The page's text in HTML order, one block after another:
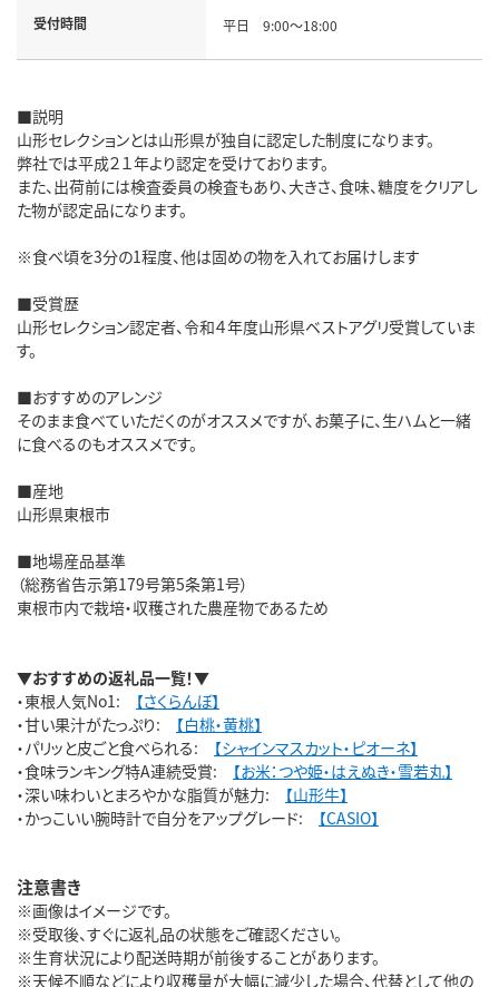
受付時間 平日 9:00～18:00
■説明
山形セレクションとは山形県が独自に認定した制度になります。
弊社では平成２１年より認定を受けております。
また、出荷前には検査委員の検査もあり、大きさ、食味、糖度をクリアし
た物が認定品になります。
※食べ頃を3分の1程度、他は固めの物を入れてお届けします
■受賞歴
山形セレクション認定者、令和４年度山形県ベストアグリ受賞していま
す。
■おすすめのアレンジ
そのまま食べていただくのがオススメですが、お菓子に、生ハムと一緒
に食べるのもオススメです。
■産地
山形県東根市
■地場産品基準
（総務省告示第179号第5条第1号）
東根市内で栽培・収穫された農産物であるため
▼おすすめの返礼品一覧！▼
・東根人気No1: 【さくらんぼ】
・甘い果汁がたっぷり: 【白桃・黄桃】
・パリッと皮ごと食べられる: 【シャインマスカット・ピオーネ】
・食味ランキング特A連続受賞: 【お米：つや姫・はえぬき・雪若丸】
・深い味わいとまろやかな脂質が魅力: 【山形牛】
・かっこいい腕時計で自分をアップグレード: 【CASIO】
注意書き
※画像はイメージです。
※受取後、すぐに返礼品の状態をご確認ください。
※生育状況により配送時期が前後することがあります。
※天候不順などにより収穫量が大幅に減少した場合、代替として他の